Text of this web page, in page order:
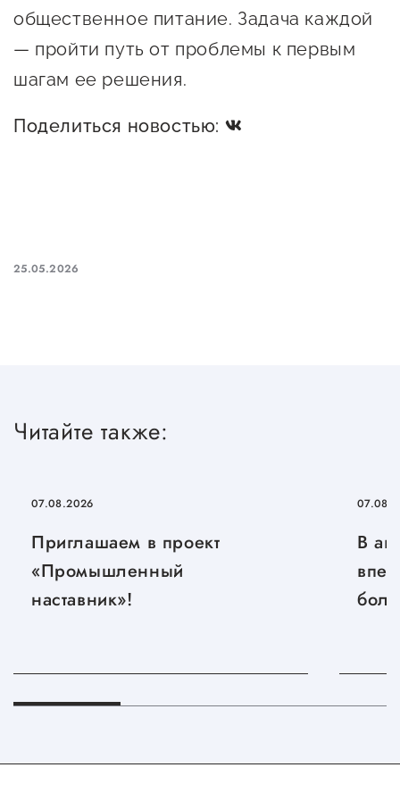
продукции
Госзакупки для малого
бизнеса
Иностранным гражданам
Общая информация
Органы управления и надзора
Контакты
Вакансии
общественное питание. Задача каждой
— пройти путь от проблемы к первым
шагам ее решения.
Поделиться новостью:
25.05.2026
Читайте также:
07.08.2026
Приглашаем в проект
«Промышленный
наставник»!
В